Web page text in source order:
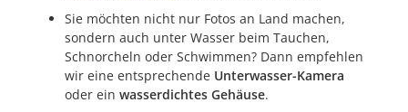
Sie möchten nicht nur Fotos an Land machen,
sondern auch unter Wasser beim Tauchen,
Schnorcheln oder Schwimmen? Dann empfehlen
wir eine entsprechende Unterwasser-Kamera
oder ein wasserdichtes Gehäuse.